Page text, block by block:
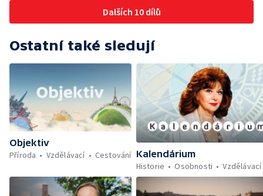
Dalších 10 dílů
Ostatní také sledují
Objektiv
Příroda
Vzdělávací Cestování Kalendárium
Historie
Osobnosti Vzdělávací